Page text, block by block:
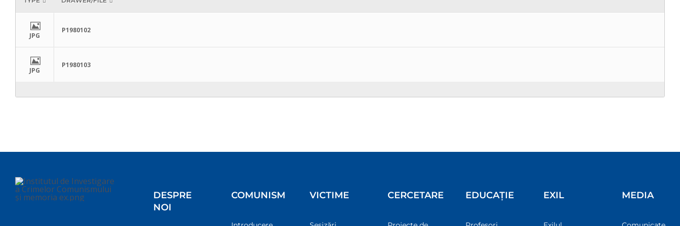
JPG
P1980102
JPG
P1980103
DESPRE
NOI
COMUNISM VICTIME CERCETARE EDUCAȚIE EXIL MEDIA